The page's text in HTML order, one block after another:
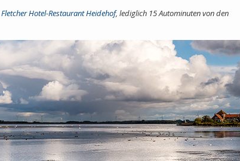
Fletcher Hotel-Restaurant Heidehof, lediglich 15 Autominuten von den